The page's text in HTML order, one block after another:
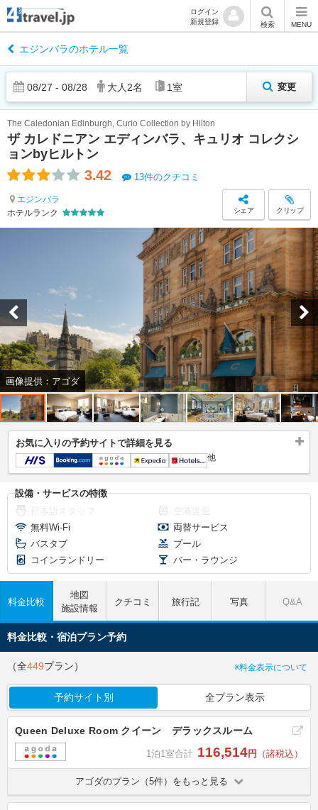
ログイン
新規登録
検索 MENU
エジンバラのホテル一覧
08/27 - 08/28 大人 2名 1室 変更
ザ カレドニアン エディンバラ、キュリオ コレクシ
ョンbyヒルトン
The Caledonian Edinburgh, Curio Collection by Hilton
3.42 13件のクチコミ
エジンバラ
ホテルランク
シェア クリップ
画像提供：アゴダ
お気に入りの予約サイトで詳細を見る
他
設備・サービスの特徴
無料Wi-Fi
両替サービス
バスタブ
プール
コインランドリー
バー・ラウンジ
料金比較
地図
施設情報
クチコミ 旅行記 写真 Q&A
料金比較・宿泊プラン予約
（全449プラン） ※料金表示について
予約サイト別 全プラン表示
Queen Deluxe Room クイーン デラックスルーム
1泊1室合計 116,514円 （諸税込）
アゴダのプラン（5件）をもっと見る